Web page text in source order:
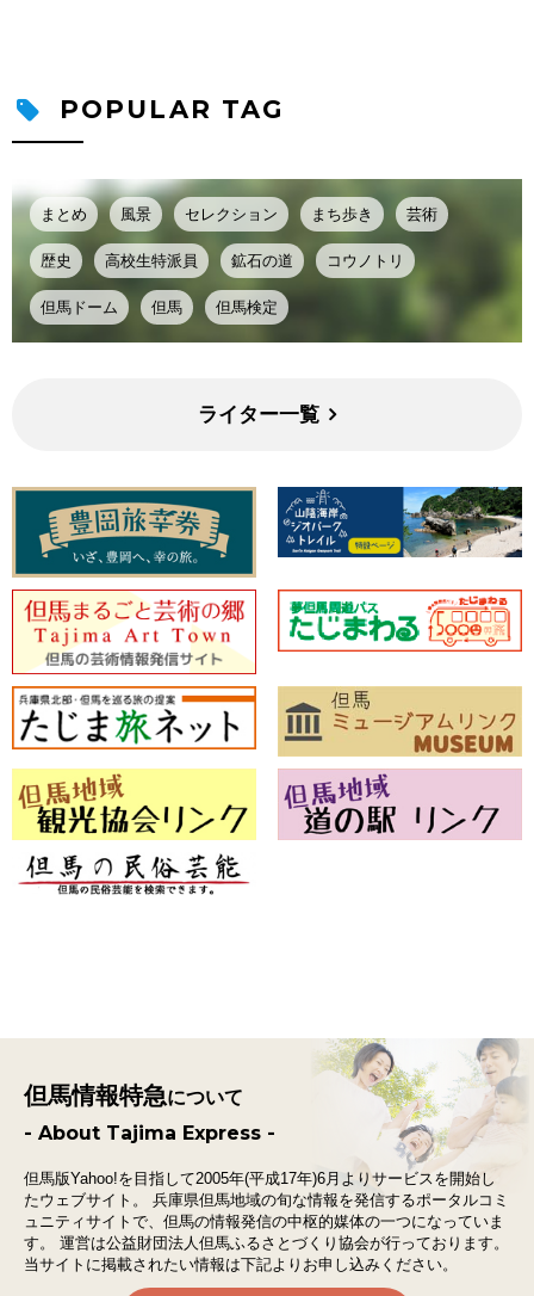
POPULAR TAG
まとめ 風景 セレクション まち歩き 芸術
歴史 高校生特派員 鉱石の道 コウノトリ
但馬ドーム 但馬 但馬検定
ライター一覧
但馬情報特急について
- About Tajima Express -
但馬版Yahoo!を目指して2005年(平成17年)6月よりサービスを開始し
たウェブサイト。
兵庫県但馬地域の旬な情報を発信するポータルコミ
ュニティサイトで、 但馬の情報発信の中枢的媒体の一つになっていま
す。
運営は公益財団法人但馬ふるさとづくり協会が行っております。
当サイトに掲載されたい情報は下記よりお申し込みください。